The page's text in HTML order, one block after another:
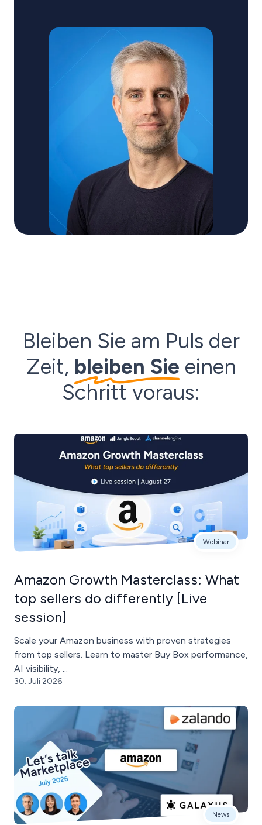
Bleiben Sie am Puls der
Zeit, bleiben Sie einen
Schritt voraus:
Webinar
Amazon Growth Masterclass: What
top sellers do differently [Live
session]
Scale your Amazon business with proven strategies
from top sellers. Learn to master Buy Box performance,
AI visibility, ...
30. Juli 2026
News